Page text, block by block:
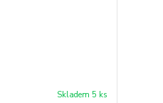
Skladem 5 ks